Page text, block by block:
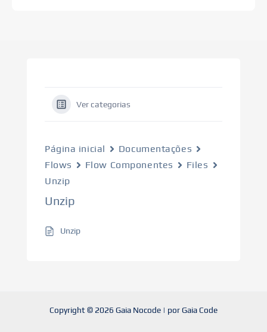
Ver categorias
Página inicial
Documentações
Flows
Flow Componentes
Files
Unzip
Unzip
Unzip
Copyright © 2026 Gaia Nocode | por Gaia Code